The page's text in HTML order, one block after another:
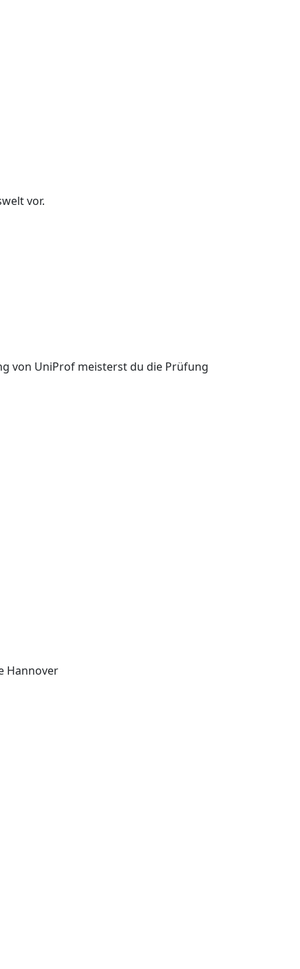
vor.
von UniProf meisterst du die Prüfung
Hannover